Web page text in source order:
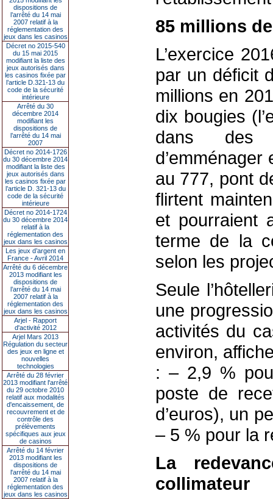
dispositions de
l’arrêté du 14 mai
2007 relatif à la
réglementation des
jeux dans les casinos
Décret no 2015-540
du 15 mai 2015
modifiant la liste des
jeux autorisés dans
les casinos fixée par
l’article D.321-13 du
code de la sécurité
intérieure
Arrêté du 30
décembre 2014
modifiant les
dispositions de
l’arrêté du 14 mai
2007
Décret no 2014-1726
du 30 décembre 2014
modifiant la liste des
jeux autorisés dans
les casinos fixée par
l’article D. 321-13 du
code de la sécurité
intérieure
Décret no 2014-1724
du 30 décembre 2014
relatif à la
réglementation des
jeux dans les casinos
Les jeux d’argent en
France - Avril 2014
Arrêté du 6 décembre
2013 modifiant les
dispositions de
l’arrêté du 14 mai
2007 relatif à la
réglementation des
jeux dans les casinos
Arjel - Rapport
d'activité 2012
Arjel Mars 2013
Régulation du secteur
des jeux en ligne et
nouvelles
technologies
Arrêté du 28 février
2013 modifiant l'arrêté
du 29 octobre 2010
relatif aux modalités
d'encaissement, de
recouvrement et de
contrôle des
prélèvements
spécifiques aux jeux
de casinos
Arrêté du 14 février
2013 modifiant les
dispositions de
l'arrêté du 14 mai
2007 relatif à la
réglementation des
jeux dans les casinos
85 millions
L’exercice
par un déficit
millions en
dix bougies
dans des
au 777, pont
flirtent
et pourraient
terme de la
selon les
Seule
une
activités du
environ,
: – 2,9 %
poste de
d’euros), un
– 5 % pour la
La
collimateur